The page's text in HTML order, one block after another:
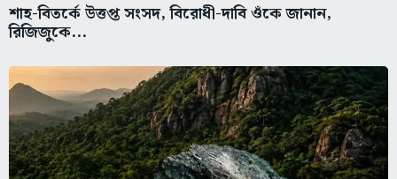
শাহ-বিতর্কে উত্তপ্ত সংসদ, বিরোধী-দাবি ওঁকে জানান,
রিজিজুকে...